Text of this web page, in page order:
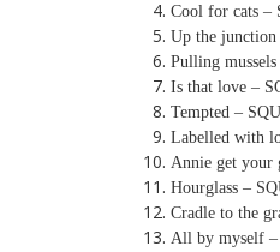
Cool for cats –
Up the
Pulling
Is that love –
Tempted –
Labelled with
Annie get your
Hourglass –
Cradle to the
All by myself